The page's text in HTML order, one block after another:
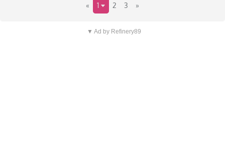
« 1 2 3 »
▼ Ad by Refinery89